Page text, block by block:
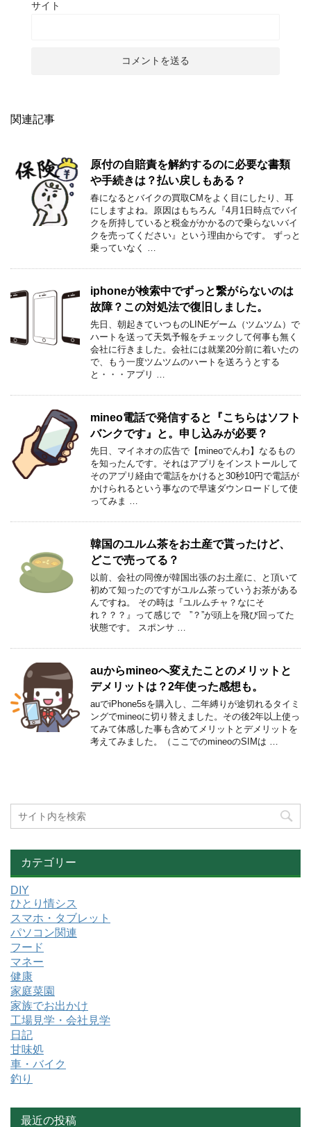
サイト
関連記事
原付の自賠責を解約するのに必要な書類
や手続きは？払い戻しもある？
春になるとバイクの買取CMをよく目にしたり、耳
にしますよね。原因はもちろん『4月1日時点でバイ
クを所持していると税金がかかるので乗らないバイ
クを売ってください』という理由からです。 ずっと
乗っていなく …
iphoneが検索中でずっと繋がらないのは
故障？この対処法で復旧しました。
先日、朝起きていつものLINEゲーム（ツムツム）で
ハートを送って天気予報をチェックして何事も無く
会社に行きました。会社には就業20分前に着いたの
で、もう一度ツムツムのハートを送ろうとする
と・・・アプリ …
mineo電話で発信すると『こちらはソフト
バンクです』と。申し込みが必要？
先日、マイネオの広告で【mineoでんわ】なるもの
を知ったんです。それはアプリをインストールして
そのアプリ経由で電話をかけると30秒10円で電話が
かけられるという事なので早速ダウンロードして使
ってみま …
韓国のユルム茶をお土産で貰ったけど、
どこで売ってる？
以前、会社の同僚が韓国出張のお土産に、と頂いて
初めて知ったのですがユルム茶っていうお茶がある
んですね。 その時は『ユルムチャ？なにそ
れ？？？』って感じで ”？”が頭上を飛び回ってた
状態です。 スポンサ …
auからmineoへ変えたことのメリットと
デメリットは？2年使った感想も。
auでiPhone5sを購入し、二年縛りが途切れるタイミ
ングでmineoに切り替えました。その後2年以上使っ
てみて体感した事も含めてメリットとデメリットを
考えてみました。（ここでのmineoのSIMは …
カテゴリー
DIY
ひとり情シス
スマホ・タブレット
パソコン関連
フード
マネー
健康
家庭菜園
家族でお出かけ
工場見学・会社見学
日記
甘味処
車・バイク
釣り
最近の投稿